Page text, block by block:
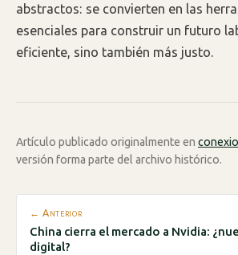
abstractos: se convierten en las
esenciales para construir un futuro
eficiente, sino también más justo.
Artículo publicado originalmente en
versión forma parte del archivo histórico.
← Anterior
China cierra el mercado a Nvidia:
digital?